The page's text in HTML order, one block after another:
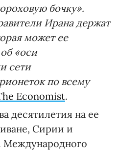
бочку».
Ирана держат
может ее
«оси
сети
по всему
Economist.
десятилетия на ее
Сирии и